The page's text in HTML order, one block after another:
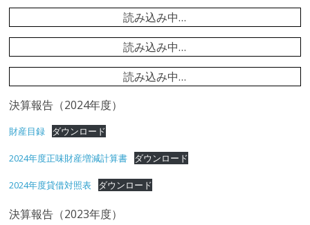
文
化
福
祉
事
業
読み込み中…
読み込み中…
読み込み中…
決算報告（2024年度）
財産目録 ダウンロード
2024年度正味財産増減計算書 ダウンロード
2024年度貸借対照表 ダウンロード
決算報告（2023年度）